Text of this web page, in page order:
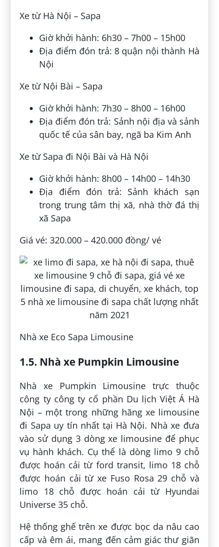
Xe từ Hà Nội – Sapa
Giờ khởi hành: 6h30 – 7h00 – 15h00
Địa điểm đón trả: 8 quận nội thành Hà
Nội
Xe từ Nội Bài – Sapa
Giờ khởi hành: 7h30 – 8h00 – 16h00
Địa điểm đón trả: Sảnh nội địa và sảnh
quốc tế của sân bay, ngã ba Kim Anh
Xe từ Sapa đi Nội Bài và Hà Nội
Giờ khởi hành: 8h00 – 14h00 – 14h30
Địa điểm đón trả: Sảnh khách sạn
trong trung tâm thị xã, nhà thờ đá thị
xã Sapa
Giá vé: 320.000 – 420.000 đồng/ vé
Nhà xe Eco Sapa Limousine
1.5. Nhà xe Pumpkin Limousine
Nhà xe Pumpkin Limousine trực thuộc
công ty công ty cổ phần Du lịch Việt Á Hà
Nội – một trong những hãng xe limousine
đi Sapa uy tín nhất tại Hà Nội. Nhà xe đưa
vào sử dụng 3 dòng xe limousine để phục
vụ hành khách. Cụ thể là dòng limo 9 chỗ
được hoán cải từ ford transit, limo 18 chỗ
được hoán cải từ xe Fuso Rosa 29 chỗ và
limo 18 chỗ được hoán cải từ Hyundai
Universe 35 chỗ.
Hệ thống ghế trên xe được bọc da nâu cao
cấp và êm ái, mang đến cảm giác thư giãn